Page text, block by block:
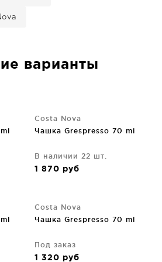
варианты
Costa Nova
Чашка Grespresso 70 ml
В наличии 22 шт.
1 870 руб
Costa Nova
Чашка Grespresso 70 ml
Под заказ
1 320 руб